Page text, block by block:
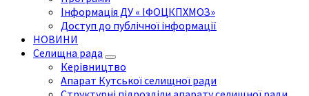
Інформація ДУ « ІФОЦКПХМОЗ»
Доступ до публічної інформації
НОВИНИ
Селищна рада
Керівництво
Апарат Кутської селищної ради